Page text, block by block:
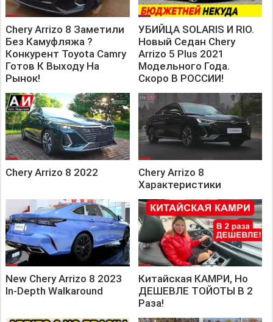
Chery Arrizo 8 Заметили
Без Камуфляжа ?
Конкурент Toyota Camry
Готов К Выходу На
Рынок!
УБИЙЦА SOLARIS И RIO.
Новый Седан Chery
Arrizo 5 Plus 2021
Модельного Года.
Скоро В РОССИИ!
Chery Arrizo 8 2022
Chery Arrizo 8
Характеристики
New Chery Arrizo 8 2023
In-Depth Walkaround
Китайская КАМРИ, Но
ДЕШЕВЛЕ ТОЙОТЫ В 2
Раза!